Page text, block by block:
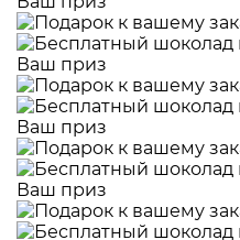
Ваш приз
Ваш приз
Ваш приз